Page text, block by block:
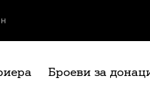
Броеви за